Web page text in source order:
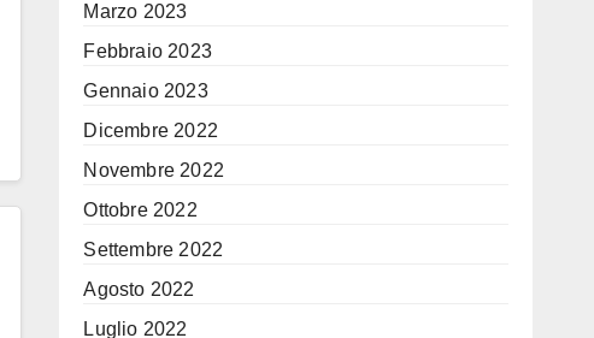
Marzo 2023
Febbraio 2023
Gennaio 2023
Dicembre 2022
Novembre 2022
Ottobre 2022
Settembre 2022
Agosto 2022
Luglio 2022